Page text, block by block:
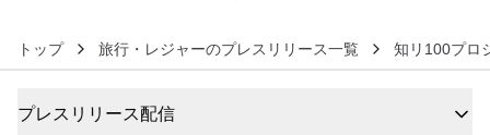
トップ 旅行・レジャーのプレスリリース一覧 知リ100プロ
プレスリリース配信